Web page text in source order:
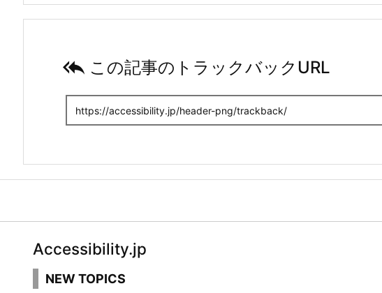
 この記事のトラックバックURL
Accessibility.jp
NEW TOPICS